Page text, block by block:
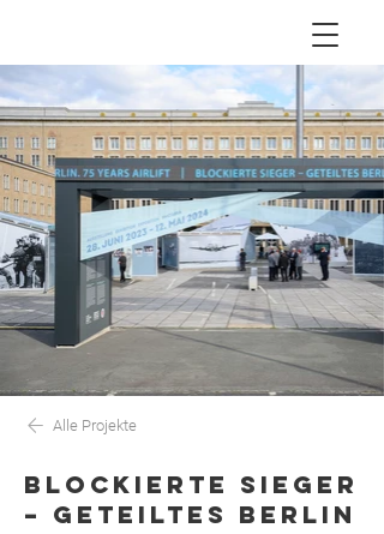
Alle Projekte
BLOCKIERTE SIEGER
– GETEILTES BERLIN